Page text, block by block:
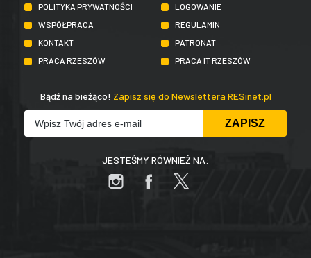
POLITYKA PRYWATNOŚCI
LOGOWANIE
WSPÓŁPRACA
REGULAMIN
KONTAKT
PATRONAT
PRACA RZESZÓW
PRACA IT RZESZÓW
Bądź na bieżąco! Zapisz się do Newslettera RESinet.pl
JESTEŚMY RÓWNIEŻ NA: